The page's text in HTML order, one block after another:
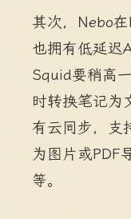
其次，Nebo
也拥有低延迟
Squid要稍高
时转换笔记为
有云同步，支
为图片或PDF
等。